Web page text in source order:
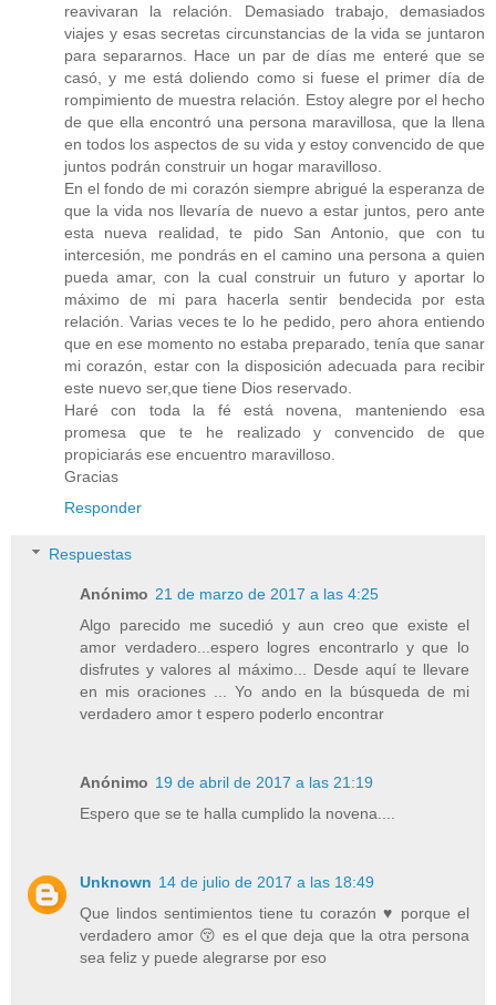
reavivaran la relación. Demasiado trabajo, demasiados
viajes y esas secretas circunstancias de la vida se juntaron
para separarnos. Hace un par de días me enteré que se
casó, y me está doliendo como si fuese el primer día de
rompimiento de muestra relación. Estoy alegre por el hecho
de que ella encontró una persona maravillosa, que la llena
en todos los aspectos de su vida y estoy convencido de que
juntos podrán construir un hogar maravilloso.
En el fondo de mi corazón siempre abrigué la esperanza de
que la vida nos llevaría de nuevo a estar juntos, pero ante
esta nueva realidad, te pido San Antonio, que con tu
intercesión, me pondrás en el camino una persona a quien
pueda amar, con la cual construir un futuro y aportar lo
máximo de mi para hacerla sentir bendecida por esta
relación. Varias veces te lo he pedido, pero ahora entiendo
que en ese momento no estaba preparado, tenía que sanar
mi corazón, estar con la disposición adecuada para recibir
este nuevo ser,que tiene Dios reservado.
Haré con toda la fé está novena, manteniendo esa
promesa que te he realizado y convencido de que
propiciarás ese encuentro maravilloso.
Gracias
Responder
Respuestas
Anónimo 21 de marzo de 2017 a las 4:25
Algo parecido me sucedió y aun creo que existe el
amor verdadero...espero logres encontrarlo y que lo
disfrutes y valores al máximo... Desde aquí te llevare
en mis oraciones ... Yo ando en la búsqueda de mi
verdadero amor t espero poderlo encontrar
Anónimo 19 de abril de 2017 a las 21:19
Espero que se te halla cumplido la novena....
Unknown 14 de julio de 2017 a las 18:49
Que lindos sentimientos tiene tu corazón ♥ porque el
verdadero amor 😚 es el que deja que la otra persona
sea feliz y puede alegrarse por eso